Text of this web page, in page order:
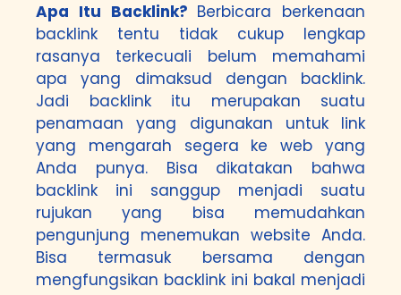
Apa Itu Backlink? Berbicara berkenaan
backlink tentu tidak cukup lengkap
rasanya terkecuali belum memahami
apa yang dimaksud dengan backlink.
Jadi backlink itu merupakan suatu
penamaan yang digunakan untuk link
yang mengarah segera ke web yang
Anda punya. Bisa dikatakan bahwa
backlink ini sanggup menjadi suatu
rujukan yang bisa memudahkan
pengunjung menemukan website Anda.
Bisa termasuk bersama dengan
mengfungsikan backlink ini bakal menjadi